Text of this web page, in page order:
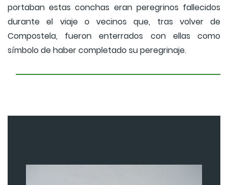
portaban estas conchas eran peregrinos fallecidos
durante el viaje o vecinos que, tras volver de
Compostela, fueron enterrados con ellas como
símbolo de haber completado su peregrinaje.